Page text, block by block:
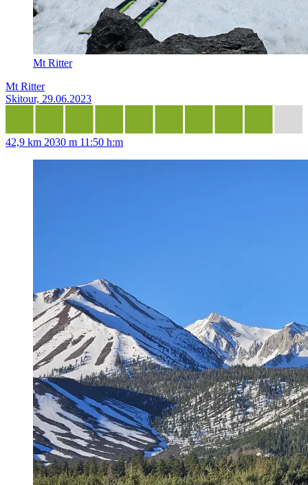
Mt Ritter
Mt Ritter
Skitour, 29.06.2023
42,9 km 2030 m 11:50 h:m